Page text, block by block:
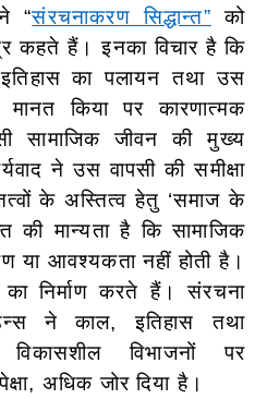
“संरचनाकरण सिद्धान्त” को
कहते हैं। इनका विचार है कि
का पलायन तथा उस
किया पर कारणात्मक
सामाजिक जीवन की मुख्य
ने उस वापसी की समीक्षा
के अस्तित्व हेतु ‘समाज के
की मान्यता है कि सामाजिक
या आवश्यकता नहीं होती है।
निर्माण करते हैं। संरचना
ने काल, इतिहास तथा
विकासशील विभाजनों पर
अधिक जोर दिया है।